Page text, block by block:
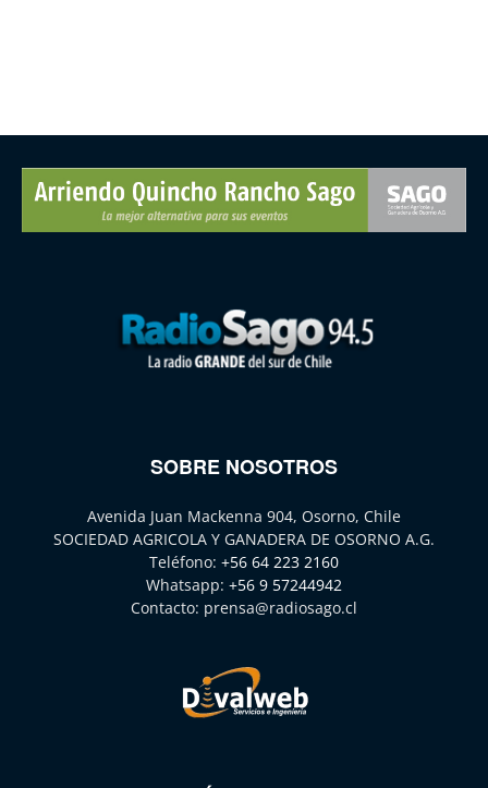
SOBRE NOSOTROS
Avenida Juan Mackenna 904, Osorno, Chile
SOCIEDAD AGRICOLA Y GANADERA DE OSORNO A.G.
Teléfono: +56 64 223 2160
Whatsapp: +56 9 57244942
Contacto: prensa@radiosago.cl